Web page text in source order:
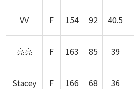
VV F 154 92 40.5
亮亮 F 163 85 39
Stacey F 166 68 36